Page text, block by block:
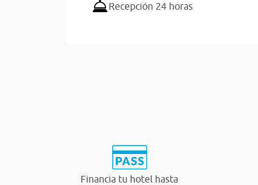
Recepción 24 horas
Financia tu hotel hasta